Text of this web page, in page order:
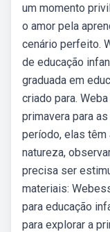
um momento
o amor pela
cenário perfeito.
de educação
graduada em
criado para.
primavera para
período, elas têm
natureza,
precisa ser
materiais:
para educação
para explorar a